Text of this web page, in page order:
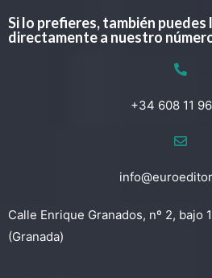
Si lo prefieres, también puedes
directamente a nuestro
+34 608 11
Calle Enrique Granados, nº 2, bajo
(Granada)